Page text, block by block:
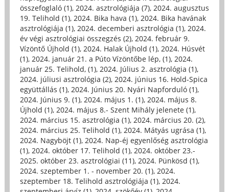
összefoglaló (1), 2024. asztrológiája (7), 2024. augusztus
19. Telihold (1), 2024. Bika hava (1), 2024. Bika havának
asztrológiája (1), 2024. decemberi asztrológia (1), 2024.
év végi asztrológiai összegzés (2), 2024. február 9.
Vízöntő Újhold (1), 2024. Halak Újhold (1), 2024. Húsvét
(1), 2024. január 21. a Púto Vízöntőbe lép, (1), 2024.
január 25. Telihold, (1), 2024. Július 2. asztrológia (1),
2024. júliusi asztrológia (2), 2024. június 16. Hold-Spica
együttállás (1), 2024. Június 20. Nyári Napforduló (1),
2024. Június 9. (1), 2024. május 1. (1), 2024. május 8.
Újhold (1), 2024. május 8.- Szent Mihály jelenete (1),
2024. március 15. asztrológia (1), 2024. március 20. (2),
2024. március 25. Telihold (1), 2024. Mátyás ugrása (1),
2024. Nagyböjt (1), 2024. Nap-éj egyenlőség asztrológia
(1), 2024. október 17. Telihold (1), 2024. október 23.-
2025. október 23. asztrológiai (11), 2024. Pünkösd (1),
2024. szeptember 1. - november 20. (1), 2024.
szeptember 18. Telihold asztrológiája (1), 2024.